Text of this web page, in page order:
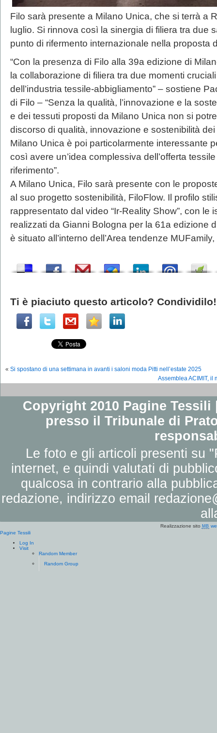
Filo sarà presente a Milano Unica, che si terrà a
luglio. Si rinnova così la sinergia di filiera tra due
punto di rifermento internazionale nella proposta
“Con la presenza di Filo alla 39a edizione di
la collaborazione di filiera tra due momenti
dell’industria tessile-abbigliamento” – sostiene
di Filo – “Senza la qualità, l’innovazione e la
e dei tessuti proposti da Milano Unica non si
discorso di qualità, innovazione e sostenibilità
Milano Unica è poi particolarmente interessante
così avere un’idea complessiva dell’offerta
riferimento”.
A Milano Unica, Filo sarà presente con le
al suo progetto sostenibilità, FiloFlow. Il profilo
rappresentato dal video “Ir-Reality Show”, con le
realizzati da Gianni Bologna per la 61a edizione
è situato all’interno dell’Area tendenze
Ti è piaciuto questo articolo? Condividilo!
« Si spostano di una settimana in avanti i saloni moda Pitti nell’estate 2025
Assemblea ACIMIT, il
Copyright 2010 Pagine
presso il Tribunale di
Le foto e gli articoli presenti su
internet, e quindi valutati di
qualcosa in contrario alla
redazione, indirizzo email
Realizzazione sito MB
Pagine Tessili
Log In
Visit
Random Member
Random Group